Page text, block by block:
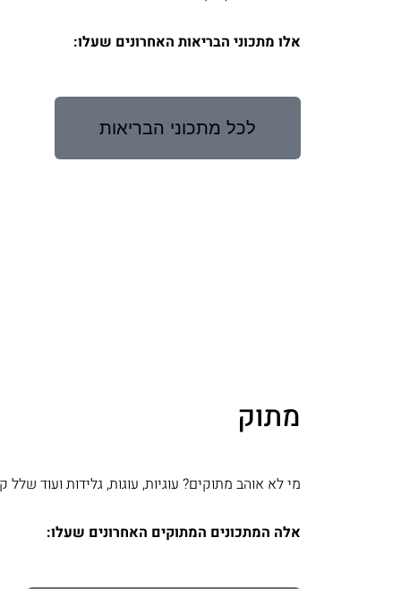
אלו מתכוני הבריאות האחרונים שעלו:
לכל מתכוני הבריאות
מתוק
מי לא אוהב מתוקים? עוגיות, עוגות, גלידות ועוד
אלה המתכונים המתוקים האחרונים שעלו: